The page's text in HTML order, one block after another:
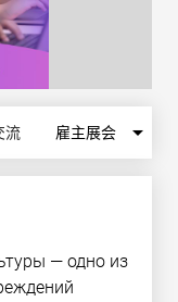
流 雇主展会 arrow_drop_down
— одно из